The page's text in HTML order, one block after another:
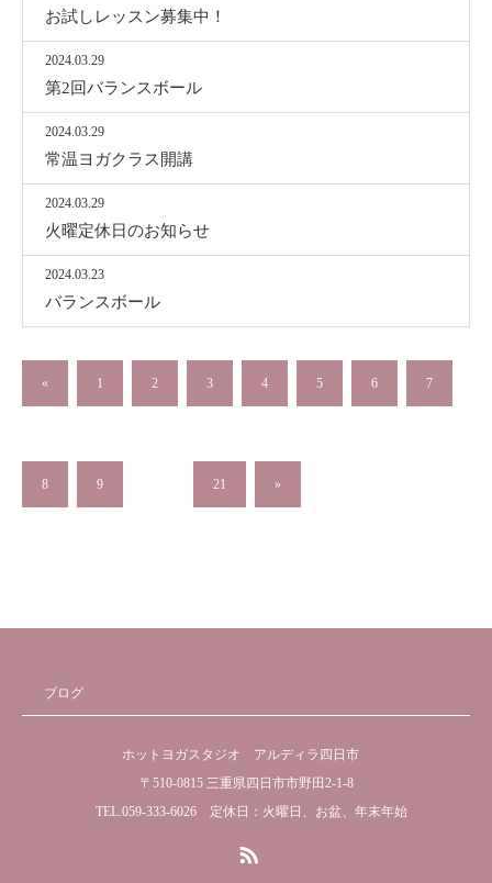
お試しレッスン募集中！
2024.03.29
第2回バランスボール
2024.03.29
常温ヨガクラス開講
2024.03.29
火曜定休日のお知らせ
2024.03.23
バランスボール
« 1 2 3 4 5 6 7
8 9 21 »
ブログ
ホットヨガスタジオ アルディラ四日市
〒510-0815 三重県四日市市野田2-1-8
TEL.059-333-6026 定休日：火曜日、お盆、年末年始